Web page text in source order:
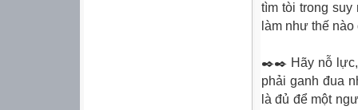
tìm tòi trong
làm như thế
✒️✒️ Hãy nỗ lực,
phải ganh đua
là đủ để một